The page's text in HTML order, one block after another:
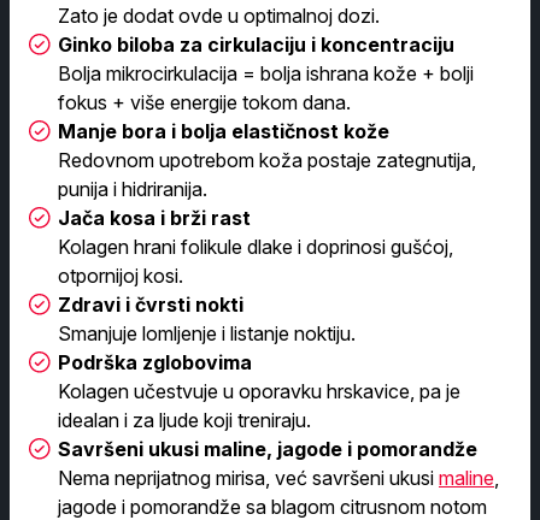
Zato je dodat ovde u optimalnoj dozi.
Ginko biloba za cirkulaciju i koncentraciju
Bolja mikrocirkulacija = bolja ishrana kože + bolji
fokus + više energije tokom dana.
Manje bora i bolja elastičnost kože
Redovnom upotrebom koža postaje zategnutija,
punija i hidriranija.
Jača kosa i brži rast
Kolagen hrani folikule dlake i doprinosi gušćoj,
otpornijoj kosi.
Zdravi i čvrsti nokti
Smanjuje lomljenje i listanje noktiju.
Podrška zglobovima
Kolagen učestvuje u oporavku hrskavice, pa je
idealan i za ljude koji treniraju.
Savršeni ukusi maline, jagode i pomorandže
Nema neprijatnog mirisa, već savršeni ukusi maline,
jagode i pomorandže sa blagom citrusnom notom